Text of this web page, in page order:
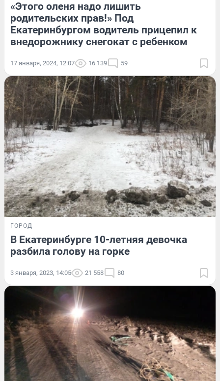
«Этого оленя надо лишить
родительских прав!» Под
Екатеринбургом водитель прицепил к
внедорожнику снегокат с ребенком
17 января, 2024, 12:07 16 139 59
ГОРОД
В Екатеринбурге 10-летняя девочка
разбила голову на горке
3 января, 2023, 14:05 21 558 80